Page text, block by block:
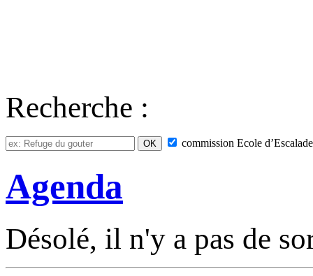
Recherche :
commission Ecole d’Escalade
Agenda
Désolé, il n'y a pas de